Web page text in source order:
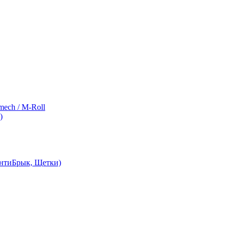
/ M-Roll
Щетки)